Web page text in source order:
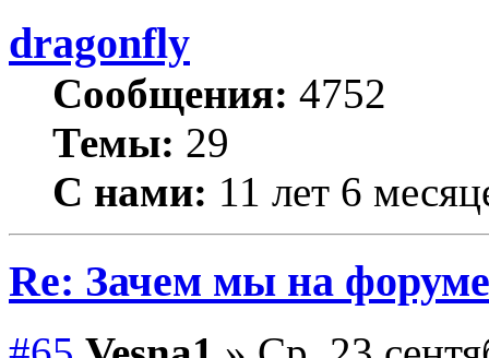
dragonfly
Сообщения: 4752
Темы: 29
С нами: 11 лет 6
Re: Зачем мы на